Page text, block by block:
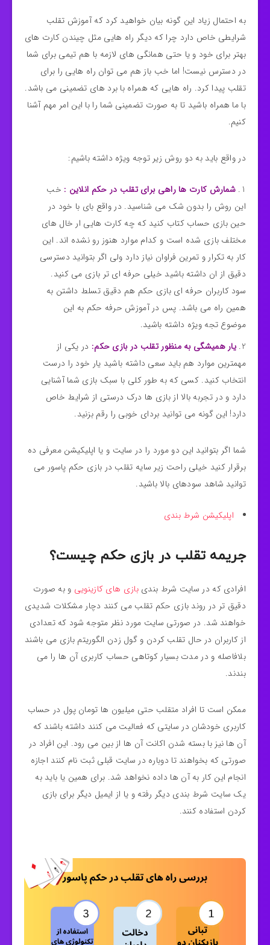
به احتمال زیاد این گونه بیان خواهید کرد که آموزش تقلب
شرایطی خاص دارد چرا که دیگر راه هایی مثل چیندن کارت های
بهتر برای خود و یا حتی همانگی های لازمه با هم تیمی برای شما
در دسترس نیست! اما خب باز هم می توان راه هایی را برای
تقلب پیدا کرد. راه هایی که همراه با برد های تضمینی می باشد.
با ما همراه باشید تا به صورت تضمینی شما را با این امر مهم آشنا
کنیم.
در واقع باید به دو روش زیر توجه ویژه داشته باشیم:
شمارش کارت ها راهی برای تقلب در حکم انلاین : خب
این روش را بدون شک می شناسید. در واقع بای با خود در
حین بازی حساب کتاب کنید که چه کارت هایی ار خال های
مختلف بازی شده است و کدام موارد هنوز رو نشده اند. این
کار به تکرار و تمرین فراوان نیاز دارد ولی اگر بتوانید دسترسی
دقیق از ان داشته باشید خیلی حرفه ای تر بازی می کنید.
سود کاربران حرفه ای بازی حکم هم دقیق تسلط داشتن به
همین راه می باشد. پس در آموزش حرفه حکم به این
موضوع تجه ویژه داشته باشید.
یار همیشگی به منظور تقلب در بازی حکم: در یکی از
مهمترین موارد هم باید سعی داشته باشید یار خود را درست
انتخاب کنید. کسی که به طور کلی با سبک بازی شما آشنایی
دارد و در تجربه بالا از بازی ها درک درستی از شرایط خاص
دارد! این گونه می توانید بردای خوبی را رقم بزنید.
شما اگر بتوانید این دو مورد را در سایت و یا اپلیکیشن معرفی ده
برقرار کنید خیلی راحت زیر سایه تقلب در بازی حکم پاسور می
توانید شاهد سودهای بالا باشید.
اپلیکیشن شرط بندی
جریمه تقلب در بازی حکم چیست؟
افرادی که در سایت شرط بندیبازی های کازینویی و به صورت
دقیق تر در روند بازی حکم تقلب می کنند دچار مشکلات شدیدی
خواهند شد. در صورتی سایت مورد نظر متوجه شود که تعدادی
از کاربران در حال تقلب کردن و گول زدن الگوریتم بازی می باشند
بلافاصله و در مدت بسیار کوتاهی حساب کاربری آن ها را می
بندند.
ممکن است تا افراد متقلب حتی میلیون ها تومان پول در حساب
کاربری خودشان در سایتی که فعالیت می کنند داشته باشند که
آن ها نیز با بسته شدن اکانت آن ها از بین می رود. این افراد در
صورتی که بخواهند تا دوباره در سایت قبلی ثبت نام کنند اجازه
انجام این کار به آن ها داده نخواهد شد. برای همین یا باید به
یک سایت شرط بندی دیگر رفته و یا از ایمیل دیگر برای بازی
کردن استفاده کنند.